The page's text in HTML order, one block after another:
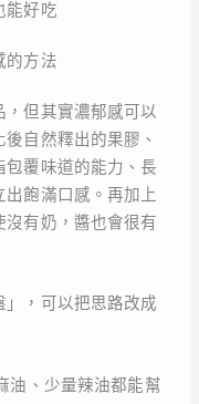
能好吃
的方法
但其實濃郁感可以
自然釋出的果膠、
覆味道的能力、長
飽滿口感。再加上
有奶，醬也會很有
，可以把思路改成
油、少量辣油都能幫